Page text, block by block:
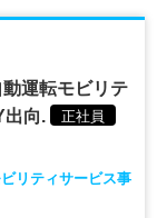
運転モビリテ
出向.
正社員
リティサービス事